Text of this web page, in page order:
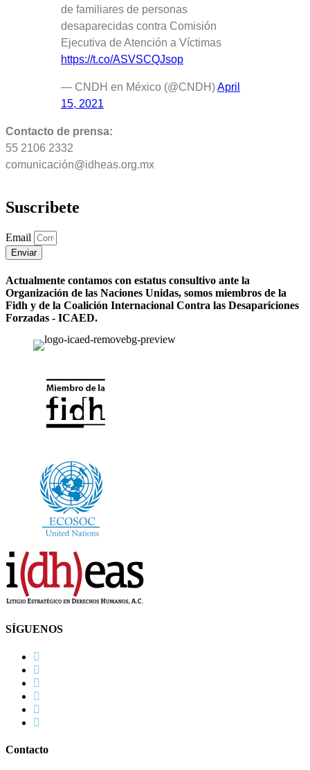
de familiares de personas
desaparecidas contra Comisión
Ejecutiva de Atención a Víctimas
https://t.co/ASVSCQJsop
— CNDH en México (@CNDH)April
15, 2021
Contacto de prensa:
55 2106 2332
comunicación@idheas.org.mx
Suscribete
Email
Enviar
Actualmente contamos con estatus consultivo ante la
Organización de las Naciones Unidas, somos miembros de la
Fidh y de la Coalición Internacional Contra las Desapariciones
Forzadas - ICAED.
SÍGUENOS
Contacto